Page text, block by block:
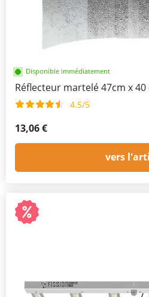
Disponible immédiatement
Réflecteur martelé 47cm x
4.5/5
13,06 €
vers